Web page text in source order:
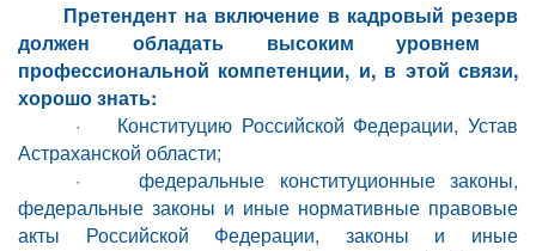
Претендент на включение в кадровый резерв
должен обладать высоким уровнем
профессиональной компетенции, и, в этой связи,
хорошо знать:
· Конституцию Российской Федерации, Устав
Астраханской области;
· федеральные конституционные законы,
федеральные законы и иные нормативные правовые
акты Российской Федерации, законы и иные